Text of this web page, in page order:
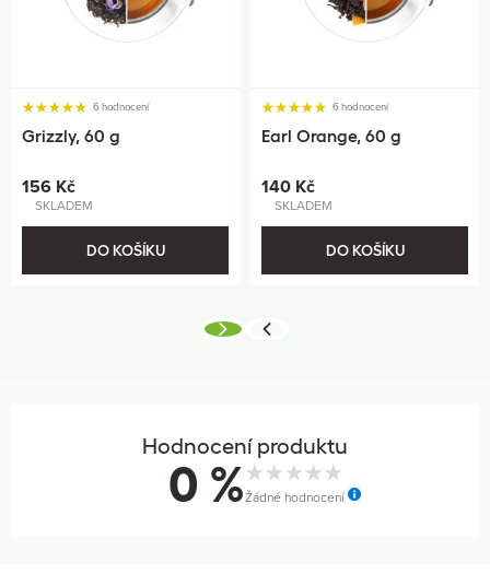
6 hodnocení
Grizzly, 60 g
156 Kč
SKLADEM
DO KOŠÍKU
6 hodnocení
Earl Orange, 60 g
140 Kč
SKLADEM
DO KOŠÍKU
Hodnocení produktu
0 %Žádné hodnocení